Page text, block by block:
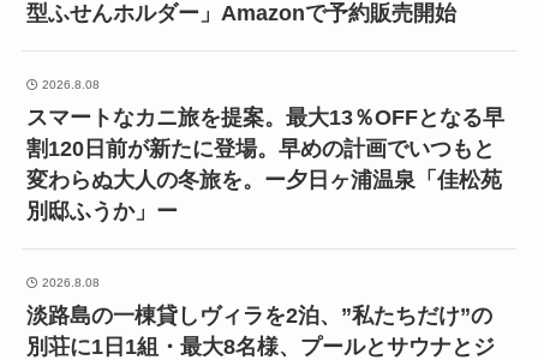
型ふせんホルダー」Amazonで予約販売開始
2026.8.08
スマートなカニ旅を提案。最大13％OFFとなる早
割120日前が新たに登場。早めの計画でいつもと
変わらぬ大人の冬旅を。ー夕日ヶ浦温泉「佳松苑
別邸ふうか」ー
2026.8.08
淡路島の一棟貸しヴィラを2泊、”私たちだけ”の
別荘に1日1組・最大8名様、プールとサウナとジ